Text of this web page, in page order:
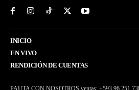
INICIO
EN VIVO
RENDICIÓN DE CUENTAS
PAUTA CON NOSOTROS ventas: +593 96 251